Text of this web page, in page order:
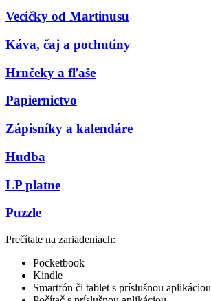
Vecičky od Martinusu
Káva, čaj a pochutiny
Hrnčeky a fľaše
Papiernictvo
Zápisníky a kalendáre
Hudba
LP platne
Puzzle
Prečítate na zariadeniach:
Pocketbook
Kindle
Smartfón či tablet s príslušnou aplikáciou